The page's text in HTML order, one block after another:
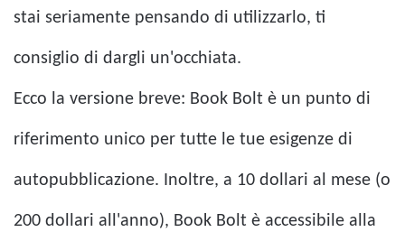
stai seriamente pensando di utilizzarlo, ti
consiglio di dargli un'occhiata.
Ecco la versione breve: Book Bolt è un punto di
riferimento unico per tutte le tue esigenze di
autopubblicazione. Inoltre, a 10 dollari al mese (o
200 dollari all'anno), Book Bolt è accessibile alla